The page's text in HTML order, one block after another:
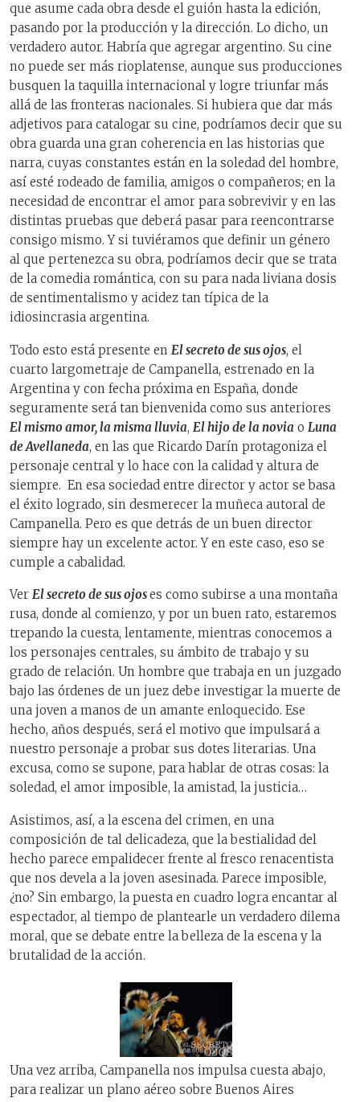
que asume cada obra desde el guión hasta la edición,
pasando por la producción y la dirección. Lo dicho, un
verdadero autor. Habría que agregar argentino. Su cine
no puede ser más rioplatense, aunque sus producciones
busquen la taquilla internacional y logre triunfar más
allá de las fronteras nacionales. Si hubiera que dar más
adjetivos para catalogar su cine, podríamos decir que su
obra guarda una gran coherencia en las historias que
narra, cuyas constantes están en la soledad del hombre,
así esté rodeado de familia, amigos o compañeros; en la
necesidad de encontrar el amor para sobrevivir y en las
distintas pruebas que deberá pasar para reencontrarse
consigo mismo. Y si tuviéramos que definir un género
al que pertenezca su obra, podríamos decir que se trata
de la comedia romántica, con su para nada liviana dosis
de sentimentalismo y acidez tan típica de la
idiosincrasia argentina.
Todo esto está presente en El secreto de sus ojos, el
cuarto largometraje de Campanella, estrenado en la
Argentina y con fecha próxima en España, donde
seguramente será tan bienvenida como sus anteriores
El mismo amor, la misma lluvia, El hijo de la novia o Luna
de Avellaneda, en las que Ricardo Darín protagoniza el
personaje central y lo hace con la calidad y altura de
siempre. En esa sociedad entre director y actor se basa
el éxito logrado, sin desmerecer la muñeca autoral de
Campanella. Pero es que detrás de un buen director
siempre hay un excelente actor. Y en este caso, eso se
cumple a cabalidad.
Ver El secreto de sus ojoses como subirse a una montaña
rusa, donde al comienzo, y por un buen rato, estaremos
trepando la cuesta, lentamente, mientras conocemos a
los personajes centrales, su ámbito de trabajo y su
grado de relación. Un hombre que trabaja en un juzgado
bajo las órdenes de un juez debe investigar la muerte de
una joven a manos de un amante enloquecido. Ese
hecho, años después, será el motivo que impulsará a
nuestro personaje a probar sus dotes literarias. Una
excusa, como se supone, para hablar de otras cosas: la
soledad, el amor imposible, la amistad, la justicia…
Asistimos, así, a la escena del crimen, en una
composición de tal delicadeza, que la bestialidad del
hecho parece empalidecer frente al fresco renacentista
que nos devela a la joven asesinada. Parece imposible,
¿no? Sin embargo, la puesta en cuadro logra encantar al
espectador, al tiempo de plantearle un verdadero dilema
moral, que se debate entre la belleza de la escena y la
brutalidad de la acción.
Una vez arriba, Campanella nos impulsa cuesta abajo,
para realizar un plano aéreo sobre Buenos Aires